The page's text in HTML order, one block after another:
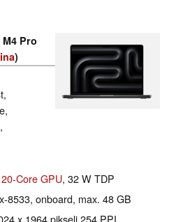
Pro
)
Core GPU, 32 W TDP
8533, onboard, max. 48 GB
x 1964 pikseli 254 PPI,